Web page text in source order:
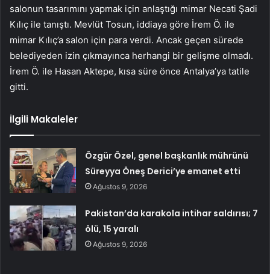
salonun tasarımını yapmak için anlaştığı mimar Necati Şadi
Kılıç ile tanıştı. Mevlüt Tosun, iddiaya göre İrem Ö. ile
mimar Kılıç’a salon için para verdi. Ancak geçen sürede
belediyeden izin çıkmayınca herhangi bir gelişme olmadı.
İrem Ö. ile Hasan Aktepe, kısa süre önce Antalya’ya tatile
gitti.
İlgili Makaleler
Özgür Özel, genel başkanlık mührünü
Süreyya Öneş Derici’ye emanet etti
Ağustos 9, 2026
Pakistan’da karakola intihar saldırısı; 7
ölü, 15 yaralı
Ağustos 9, 2026